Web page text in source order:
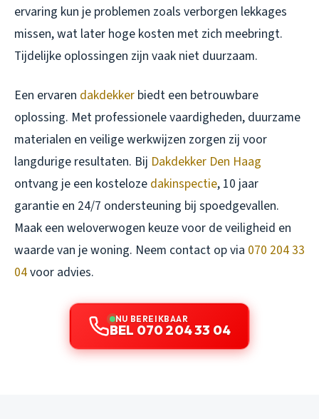
ervaring kun je problemen zoals verborgen lekkages
missen, wat later hoge kosten met zich meebringt.
Tijdelijke oplossingen zijn vaak niet duurzaam.
Een ervaren dakdekker biedt een betrouwbare
oplossing. Met professionele vaardigheden, duurzame
materialen en veilige werkwijzen zorgen zij voor
langdurige resultaten. Bij Dakdekker Den Haag
ontvang je een kosteloze dakinspectie, 10 jaar
garantie en 24/7 ondersteuning bij spoedgevallen.
Maak een weloverwogen keuze voor de veiligheid en
waarde van je woning. Neem contact op via 070 204 33
04voor advies.
NU BEREIKBAAR
BEL 070 204 33 04